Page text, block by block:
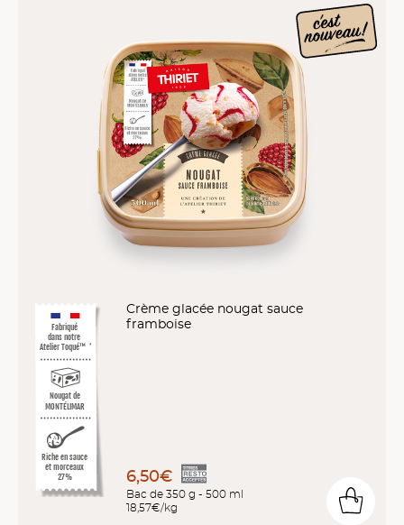
Fabriqué
dans notre
Atelier Toqué™ *
Nougat de
MONTÉLIMAR
Riche en sauce
et morceaux
27%
Crème glacée nougat sauce
framboise
6,50€
Bac de 350 g - 500 ml
18,57€/kg